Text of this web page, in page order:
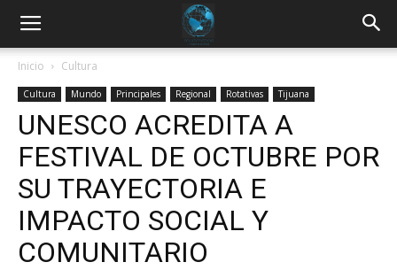
Inicio Cultura
Cultura Mundo Principales Regional Rotativas Tijuana
UNESCO ACREDITA A
FESTIVAL DE OCTUBRE POR
SU TRAYECTORIA E
IMPACTO SOCIAL Y
COMUNITARIO